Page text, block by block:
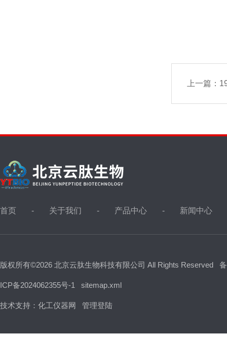
上一篇：
首页 关于我们 产品中心 新闻中心
版权所有©2026 北京云肽生物科技有限公司 All Rights Reserved
ICP备2024062355号-1 sitemap.xml
技术支持： 化工仪器网 管理登陆